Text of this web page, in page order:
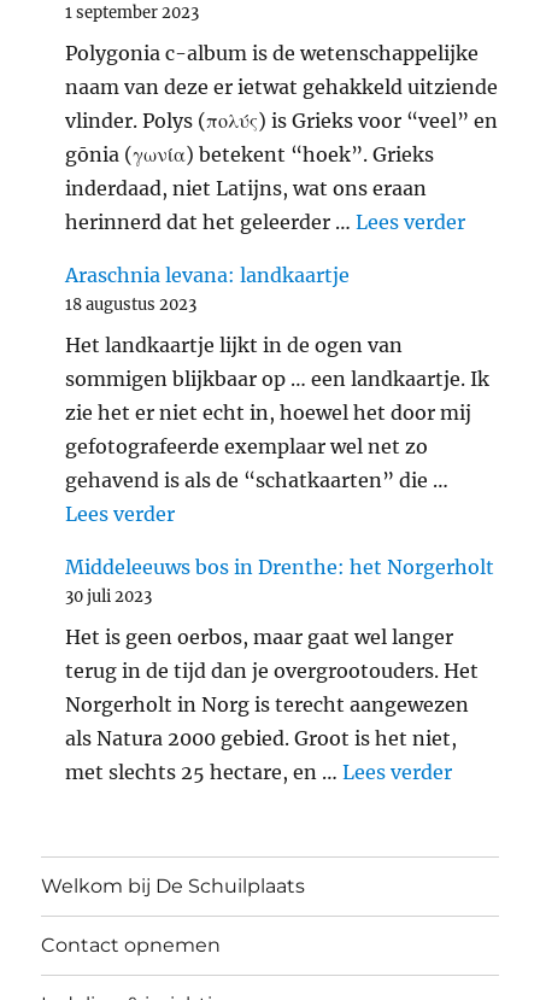
1 september 2023
Polygonia c-album is de wetenschappelijke
naam van deze er ietwat gehakkeld uitziende
vlinder. Polys (πολύς) is Grieks voor “veel” en
gōnia (γωνία) betekent “hoek”. Grieks
inderdaad, niet Latijns, wat ons eraan
herinnerd dat het geleerder …Lees verder
Araschnia levana: landkaartje
18 augustus 2023
Het landkaartje lijkt in de ogen van
sommigen blijkbaar op … een landkaartje. Ik
zie het er niet echt in, hoewel het door mij
gefotografeerde exemplaar wel net zo
gehavend is als de “schatkaarten” die …
Lees verder"Araschnia levana: landkaartje"
Middeleeuws bos in Drenthe: het Norgerholt
30 juli 2023
Het is geen oerbos, maar gaat wel langer
terug in de tijd dan je overgrootouders. Het
Norgerholt in Norg is terecht aangewezen
als Natura 2000 gebied. Groot is het niet,
met slechts 25 hectare, en …Lees verder
Welkom bij De Schuilplaats
Contact opnemen